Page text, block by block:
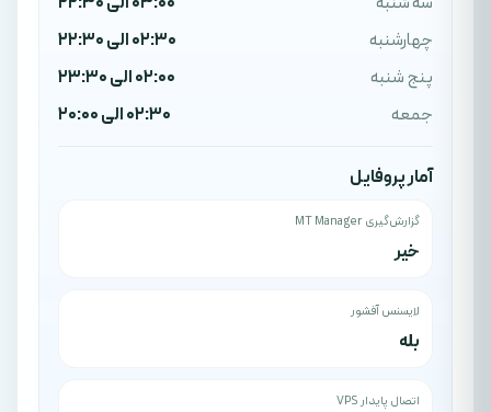
چهارشنبه
02:30 الی 22:30
پنج شنبه
02:00 الی 23:30
جمعه
02:30 الی 20:00
آمار پروفایل
گزارش‌گیری MT Manager
خیر
لایسنس آفشور
بله
اتصال پایدار VPS